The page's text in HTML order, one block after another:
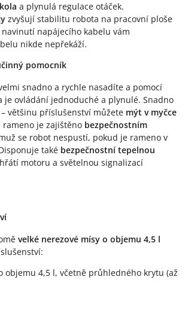
a plynulá regulace otáček.
zvyšují stabilitu robota na pracovní ploše
napájecího kabelu vám
nikde nepřekáží.
pomocník
snadno a rychle nasadíte a pomocí
je ovládání jednoduché a plynulé. Snadno
většinu příslušenství můžete mýt v myčce
rameno je zajištěno bezpečnostním
se robot nespustí, pokud je rameno v
také bezpečnostní tepelnou
motoru a světelnou signalizací
velké nerezové mísy o objemu 4,5 l
objemu 4,5 l, včetně průhledného krytu (až